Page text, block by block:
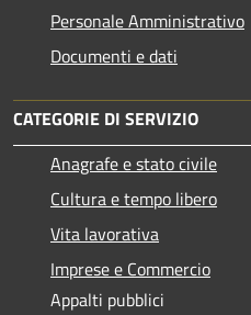
Personale Amministrativo
Documenti e dati
CATEGORIE DI SERVIZIO
Anagrafe e stato civile
Cultura e tempo libero
Vita lavorativa
Imprese e Commercio
Appalti pubblici